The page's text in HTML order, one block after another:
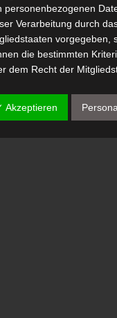
personenbezogenen
Verarbeitung durch
vorgegeben,
die bestimmten
dem Recht der
ist eine
Akzeptieren